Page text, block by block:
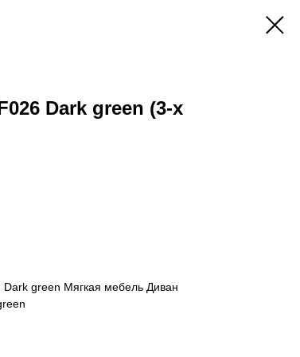
Dark green (3-х
green Мягкая мебель Диван